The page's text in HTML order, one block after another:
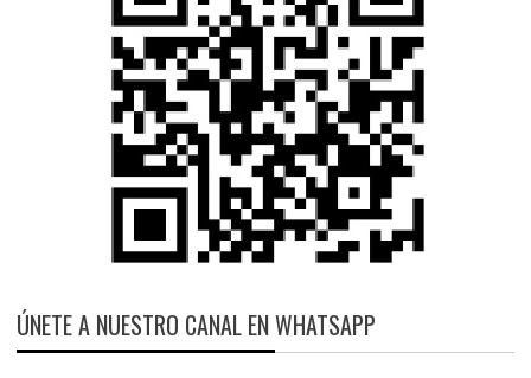
ÚNETE A NUESTRO CANAL EN WHATSAPP